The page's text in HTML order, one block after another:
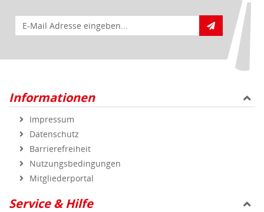
E-Mail für Newsletteranmeldung
Informationen
Impressum
Datenschutz
Barrierefreiheit
Nutzungsbedingungen
Mitgliederportal
Service & Hilfe